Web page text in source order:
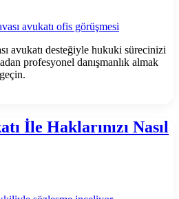
avukatı desteğiyle hukuki sürecinizi
profesyonel danışmanlık almak
İle Haklarınızı Nasıl